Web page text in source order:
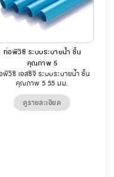
ท่อพีวีซี ระบบระบายน้ำ ชั้น
คุณภาพ 5
พีวีซี เอสซีจี ระบบระบายน้ำ ชั้น
คุณภาพ 5 55 มม.
ดูรายละเอียด